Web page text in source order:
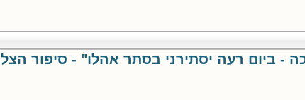
- ביום רעה יסתירני בסתר אהלו" - סיפור